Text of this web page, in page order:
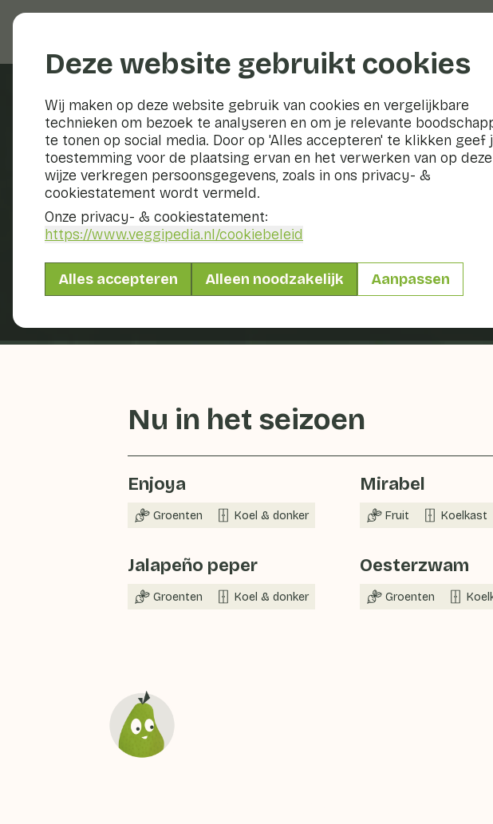
Deze website gebruikt cookies
Wij maken op deze website gebruik van cookies en vergelijkbare
technieken om bezoek te analyseren en om je relevante
te tonen op social media. Door op 'Alles accepteren' te klikken geef
toestemming voor de plaatsing ervan en het verwerken van op deze
wijze verkregen persoonsgegevens, zoals in ons privacy- &
cookiestatement wordt vermeld.
Onze privacy- & cookiestatement:
https://www.veggipedia.nl/cookiebeleid
Alles accepteren Alleen noodzakelijk Aanpassen
Jouw gids
duurzame
Nu in het seizoen
Enjoya
Groenten Koel & donker
Mirabel
Fruit Koelkast
Jalapeño peper
Groenten Koel & donker
Oesterzwam
Groenten